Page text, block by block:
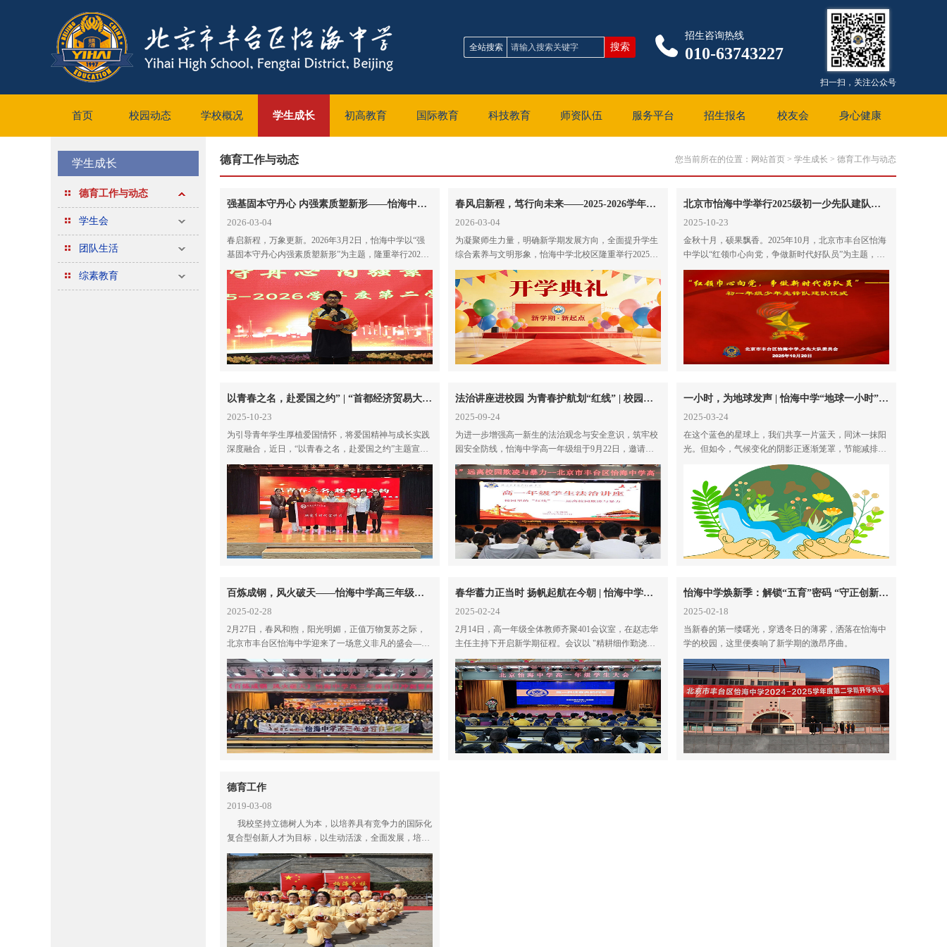
扫一扫，关注公众号
招生咨询热线
010-63743227
全站搜索
首页 校园动态 学校概况 学生成长 初高教育 国际教育 科技教育 师资队伍 服务平台 招生报名 校友会 身心健康
学生成长
德育工作与动态
学生会
团队生活
综素教育
德育工作与动态 您当前所在的位置： 网站首页 > 学生成长 > 德育工作与动态
强基固本守丹心 内强素质塑新形——怡海中学新学期开学仪式启新程
2026-03-04
春启新程，万象更新。2026年3月2日，怡海中学以“强
基固本守丹心内强素质塑新形”为主题，隆重举行2025-
2026学年度第二学期开学仪式。
春风启新程，笃行向未来——2025-2026学年第二学期开学仪式暨“内强素质，外树形象”主题活动启动仪式圆满举行
2026-03-04
为凝聚师生力量，明确新学期发展方向，全面提升学生
综合素养与文明形象，怡海中学北校区隆重举行2025-
2026学年第二学期开学仪式暨“内强素质，外树形象”主
题活动启动仪式。
北京市怡海中学举行2025级初一少先队建队仪式： 红领巾心向党，争做新时代好队员
2025-10-23
金秋十月，硕果飘香。2025年10月，北京市丰台区怡海
中学以“红领巾心向党，争做新时代好队员”为主题，隆
重举行2025-2026学年度初一年级少先队建队仪式，初
一年级全体师生齐聚现场，共同见
以青春之名，赴爱国之约” | “首都经济贸易大学研究生时代宣讲团进校园”活动在怡海中学顺利开展
2025-10-23
为引导青年学生厚植爱国情怀，将爱国精神与成长实践
深度融合，近日，“以青春之名，赴爱国之约”主题宣讲
团走进北京市丰台区怡海中学，为师生带来了一场兼具
思想深度与情感温度的爱国
法治讲座进校园 为青春护航划“红线” | 校园里的“红线”远离校园欺凌与暴力》专题讲座在我校成功举办
2025-09-24
为进一步增强高一新生的法治观念与安全意识，筑牢校
园安全防线，怡海中学高一年级组于9月22日，邀请北
京市丰台区人民检察院第一检察部王文元检察官，为同
学带来一场题为《校园里
一小时，为地球发声 | 怡海中学“地球一小时”公益活动
2025-03-24
在这个蓝色的星球上，我们共享一片蓝天，同沐一抹阳
光。但如今，气候变化的阴影正逐渐笼罩，节能减排、
绿色环保成为我们刻不容缓的使命。
百炼成钢，风火破天——怡海中学高三年级高考冲刺百日誓师大会圆满举行
2025-02-28
2月27日，春风和煦，阳光明媚，正值万物复苏之际，
北京市丰台区怡海中学迎来了一场意义非凡的盛会——
高三年级高考冲刺百日誓师大会。
春华蓄力正当时 扬帆起航在今朝 | 怡海中学高一年级开学系列活动纪实
2025-02-24
2月14日，高一年级全体教师齐聚401会议室，在赵志华
主任主持下开启新学期征程。会议以 "精耕细作勤浇
灌，卓砺奋发谱新篇 "为主题，系统部署教育教学工
作。
怡海中学焕新季：解锁“五育”密码 “守正创新”出发
2025-02-18
当新春的第一缕曙光，穿透冬日的薄雾，洒落在怡海中
学的校园，这里便奏响了新学期的激昂序曲。
德育工作
2019-03-08
我校坚持立德树人为本，以培养具有竞争力的国际化
复合型创新人才为目标，以生动活泼，全面发展，培育
个性，鼓励创新为宗旨，以求真，达